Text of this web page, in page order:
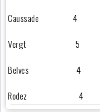
Caussade 4
Vergt 5
Belves 4
Rodez 4